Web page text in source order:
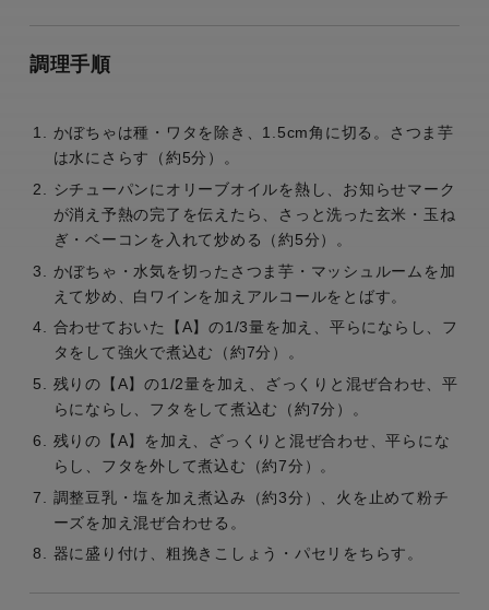
調理手順
かぼちゃは種・ワタを除き、1.5cm角に切る。さつま芋
は水にさらす（約5分）。
シチューパンにオリーブオイルを熱し、お知らせマーク
が消え予熱の完了を伝えたら、さっと洗った玄米・玉ね
ぎ・ベーコンを入れて炒める（約5分）。
かぼちゃ・水気を切ったさつま芋・マッシュルームを加
えて炒め、白ワインを加えアルコールをとばす。
合わせておいた【A】の1/3量を加え、平らにならし、フ
タをして強火で煮込む（約7分）。
残りの【A】の1/2量を加え、ざっくりと混ぜ合わせ、平
らにならし、フタをして煮込む（約7分）。
残りの【A】を加え、ざっくりと混ぜ合わせ、平らにな
らし、フタを外して煮込む（約7分）。
調整豆乳・塩を加え煮込み（約3分）、火を止めて粉チ
ーズを加え混ぜ合わせる。
器に盛り付け、粗挽きこしょう・パセリをちらす。